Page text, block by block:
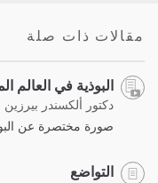
مقالات ذات صلة
البوذية في العالم
دكتور ألكسندر بيرزين
صورة مختصرة عن
التواضع